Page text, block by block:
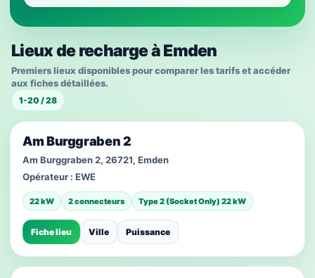
Lieux de recharge à Emden
Premiers lieux disponibles pour comparer les tarifs et accéder
aux fiches détaillées.
1-20 / 28
Am Burggraben 2
Am Burggraben 2, 26721, Emden
Opérateur : EWE
22 kW 2 connecteurs Type 2 (Socket Only) 22 kW
Fiche lieu Ville Puissance